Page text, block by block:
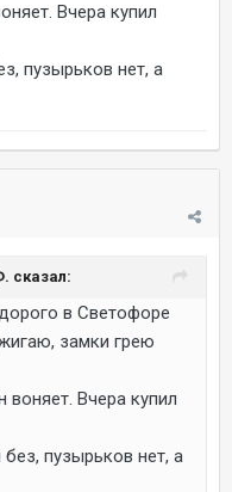
Вчера купил
пузырьков нет, а
сказал:
в Светофоре
замки грею
воняет. Вчера купил
пузырьков нет, а